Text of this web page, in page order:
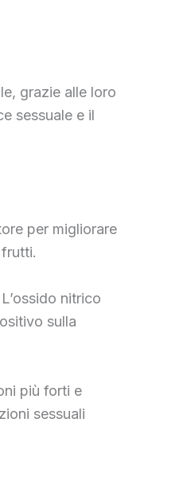
grazie alle loro
sessuale e il
per migliorare
nitrico
sulla
più forti e
sessuali